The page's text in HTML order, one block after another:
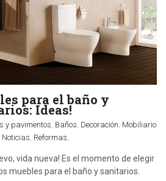
para el baño y
Ideas!
y pavimentos Baños Decoración Mobiliario
Noticias Reformas
vida nueva! Es el momento de elegir
muebles para el baño y sanitarios.